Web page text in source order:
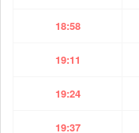
18:58
19:11
19:24
19:37